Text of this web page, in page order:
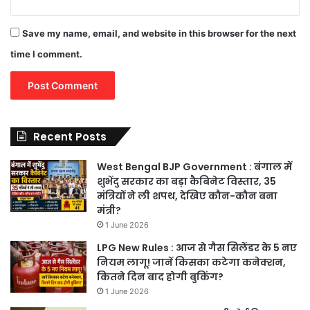
Save my name, email, and website in this browser for the next
time I comment.
Recent Posts
West Bengal BJP Government : बंगाल में
शुभेंदु सरकार का बड़ा कैबिनेट विस्तार, 35
मंत्रियों ने ली शपथ, देखिए कौन-कौन बना
मंत्री?
1 June 2026
LPG New Rules : आज से गैस सिलेंडर के 5 नए
नियम लागू! जानें किसका कटेगा कनेक्शन,
कितने दिन बाद होगी बुकिंग?
1 June 2026